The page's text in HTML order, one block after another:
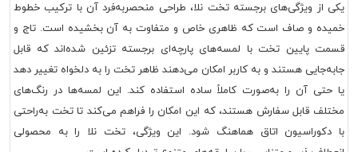
یکی از ویژگی‌های برجسته تخت نلا، طراحی منحصربه‌فرد آن با ترکیب خطوط
خمیده و صاف است که ظاهری خاص و متفاوت به آن بخشیده است. تاج و
قسمت پایین تخت با لمسه‌های پارچه‌ای برجسته تزئین شده‌اند که قابل
جابه‌جایی هستند و به کاربر امکان می‌دهند ظاهر تخت را به دلخواه تغییر دهد
یا حتی آن را به‌صورت کاملاً ساده استفاده کند. این لمسه‌ها در رنگ‌های
مختلف قابل سفارش هستند، که این امکان را فراهم می‌کند تا تخت به‌راحتی
با دکوراسیون اتاق هماهنگ شود. این ویژگی، تخت نلا را به محصولی